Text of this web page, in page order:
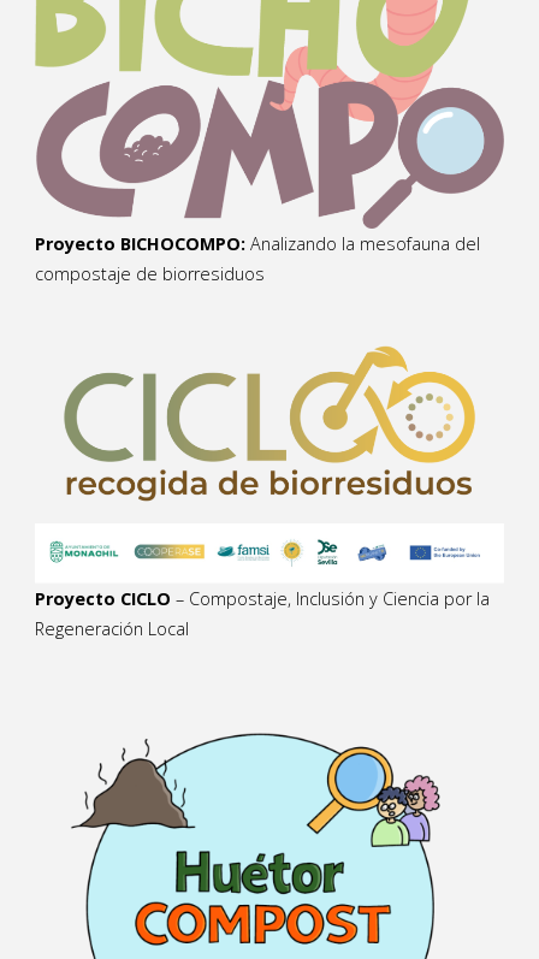
Proyecto BICHOCOMPO: Analizando la mesofauna del
compostaje de biorresiduos
Proyecto CICLO – Compostaje, Inclusión y Ciencia por la
Regeneración Local